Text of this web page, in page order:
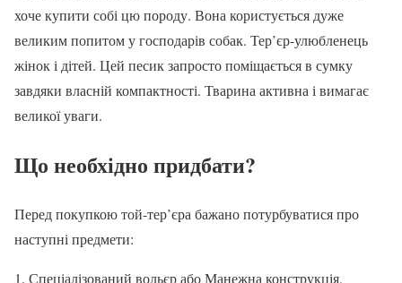
хоче купити собі цю породу. Вона користується дуже
великим попитом у господарів собак. Тер’єр-улюбленець
жінок і дітей. Цей песик запросто поміщається в сумку
завдяки власній компактності. Тварина активна і вимагає
великої уваги.
Що необхідно придбати?
Перед покупкою той-тер’єра бажано потурбуватися про
наступні предмети:
Спеціалізований вольєр або Манежна конструкція.